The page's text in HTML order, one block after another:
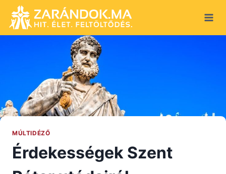
content
MÚLTIDÉZŐ
Érdekességek Szent